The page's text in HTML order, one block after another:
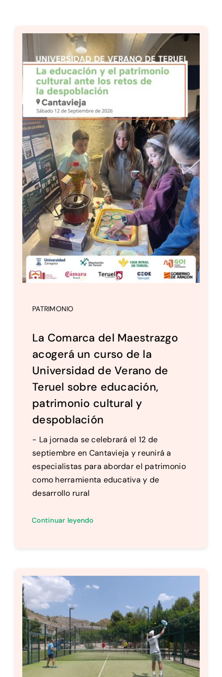
PATRIMONIO
La Comarca del Maestrazgo
acogerá un curso de la
Universidad de Verano de
Teruel sobre educación,
patrimonio cultural y
despoblación
- La jornada se celebrará el 12 de
septiembre en Cantavieja y reunirá a
especialistas para abordar el patrimonio
como herramienta educativa y de
desarrollo rural
Continuar leyendo